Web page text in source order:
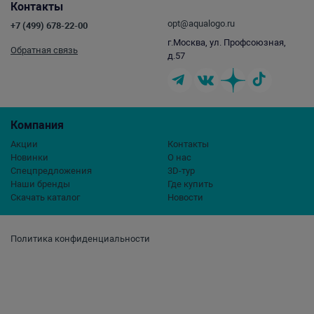
Политика конфиденциальности
Компания
Акции
Новинки
Спецпредложения
Наши бренды
Скачать каталог
Контакты
О нас
3D-тур
Где купить
Новости
Контакты
+7 (499) 678-22-00
Обратная связь
opt@aqualogo.ru
г.Москва, ул. Профсоюзная,
д.57